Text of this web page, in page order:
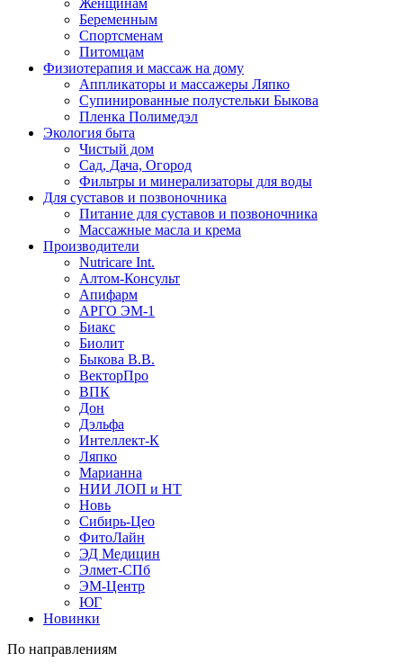
Женщинам
Беременным
Спортсменам
Питомцам
Физиотерапия и массаж на дому
Аппликаторы и массажеры Ляпко
Супинированные полустельки Быкова
Пленка Полимедэл
Экология быта
Чистый дом
Сад, Дача, Огород
Фильтры и минерализаторы для воды
Для суставов и позвоночника
Питание для суставов и позвоночника
Массажные масла и крема
Производители
Nutricare Int.
Алтом-Консульт
Апифарм
АРГО ЭМ-1
Биакс
Биолит
Быкова В.В.
ВекторПро
ВПК
Дон
Дэльфа
Интеллект-К
Ляпко
Марианна
НИИ ЛОП и НТ
Новь
Сибирь-Цео
ФитоЛайн
ЭД Медицин
Элмет-СПб
ЭМ-Центр
ЮГ
Новинки
По направлениям